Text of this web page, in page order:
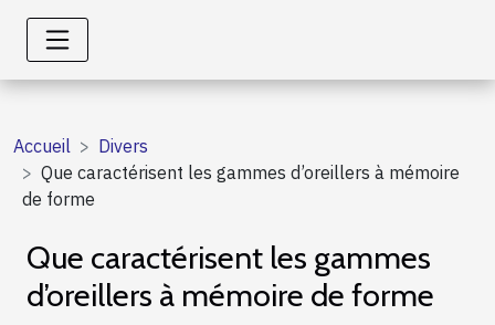
Accueil
Divers
Que caractérisent les gammes d’oreillers à mémoire
de forme
Que caractérisent les gammes
d’oreillers à mémoire de forme